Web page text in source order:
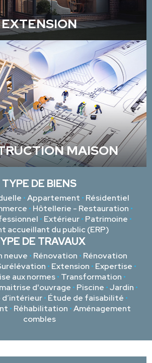
EXTENSION
MAISON
TYPE DE BIENS
•Appartement • Résidentiel
• Hôtellerie - Restauration •
• Extérieur• Patrimoine •
accueillant du public (ERP)
DE TRAVAUX
neuve • Rénovation • Rénovation
• Extension • Expertise •
aux normes • Transformation •
d'ouvrage • Piscine •Jardin •
• Étude de faisabilité •
• Réhabilitation •Aménagement
combles